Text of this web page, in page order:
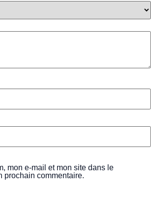
mon e-mail et mon site dans le
prochain commentaire.